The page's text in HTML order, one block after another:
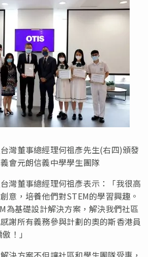
灣董事總經理何祖彥先生(右四)頒發
會元朗信義中學學生團隊
灣董事總經理何祖彥表示：「我很高
意，培養他們對STEM的學習興趣。
為基礎設計解決方案，解決我們社區
謝所有義務參與計劃的奧的斯香港員
！」